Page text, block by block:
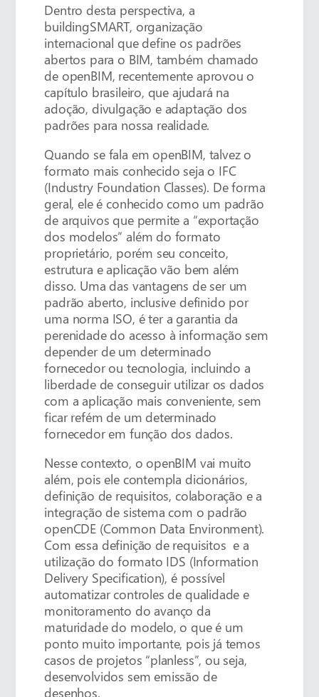
Dentro desta perspectiva, a
buildingSMART, organização
internacional que define os padrões
abertos para o BIM, também chamado
de openBIM, recentemente aprovou o
capítulo brasileiro, que ajudará na
adoção, divulgação e adaptação dos
padrões para nossa realidade.
Quando se fala em openBIM, talvez o
formato mais conhecido seja o IFC
(Industry Foundation Classes). De forma
geral, ele é conhecido como um padrão
de arquivos que permite a “exportação
dos modelos” além do formato
proprietário, porém seu conceito,
estrutura e aplicação vão bem além
disso. Uma das vantagens de ser um
padrão aberto, inclusive definido por
uma norma ISO, é ter a garantia da
perenidade do acesso à informação sem
depender de um determinado
fornecedor ou tecnologia, incluindo a
liberdade de conseguir utilizar os dados
com a aplicação mais conveniente, sem
ficar refém de um determinado
fornecedor em função dos dados.
Nesse contexto, o openBIM vai muito
além, pois ele contempla dicionários,
definição de requisitos, colaboração e a
integração de sistema com o padrão
openCDE (Common Data Environment).
Com essa definição de requisitos e a
utilização do formato IDS (Information
Delivery Specification), é possível
automatizar controles de qualidade e
monitoramento do avanço da
maturidade do modelo, o que é um
ponto muito importante, pois já temos
casos de projetos “planless”, ou seja,
desenvolvidos sem emissão de
desenhos.